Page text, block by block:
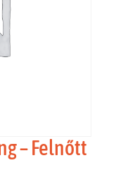
– Felnőtt